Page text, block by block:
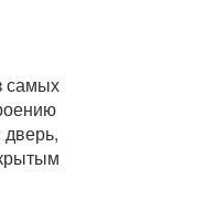
самых